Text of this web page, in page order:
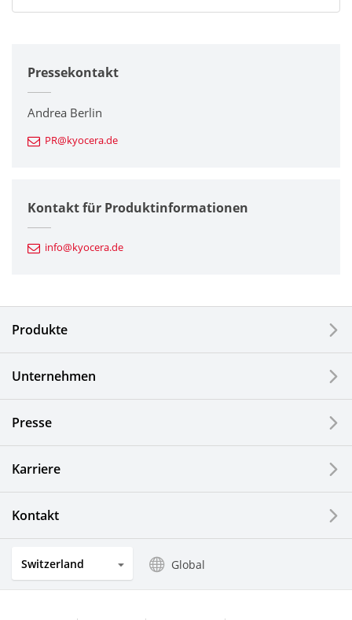
Unternehmen
Drucker / Multifunktionsgeräte
Feinkeramik-Komponenten
Automotive Komponenten
Elektronische Komponenten & Geräte
Optische Komponenten
Photovoltaiksysteme
Küchenprodukte
Pressekontakt
Andrea Berlin
PR@kyocera.de
Kontakt für Produktinformationen
info@kyocera.de
Produkte
Unternehmen
Presse
Karriere
Kontakt
Switzerland Global